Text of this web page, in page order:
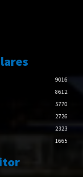
9016
8612
5770
2726
2323
1665